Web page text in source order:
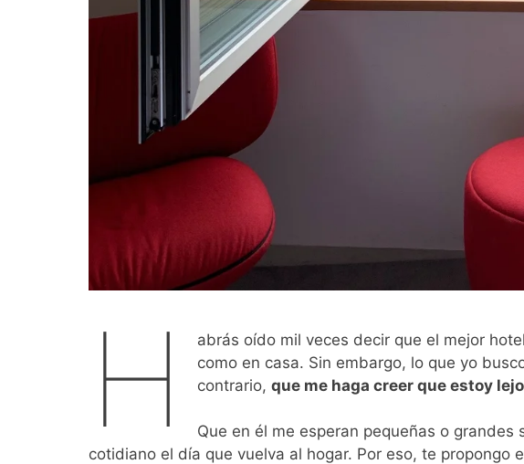
H
abrás oído mil veces decir que el mejor
como en casa. Sin embargo, lo que yo
contrario,que me haga creer que estoy
Que en él me esperan pequeñas o grandes
cotidiano el día que vuelva al hogar. Por eso, te propongo